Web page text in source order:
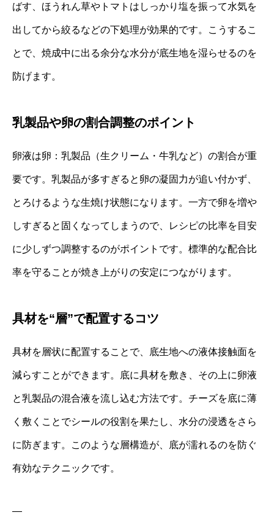
ばす、ほうれん草やトマトはしっかり塩を振って水気を
出してから絞るなどの下処理が効果的です。こうするこ
とで、焼成中に出る余分な水分が底生地を湿らせるのを
防げます。
乳製品や卵の割合調整のポイント
卵液は卵：乳製品（生クリーム・牛乳など）の割合が重
要です。乳製品が多すぎると卵の凝固力が追い付かず、
とろけるような生焼け状態になります。一方で卵を増や
しすぎると固くなってしまうので、レシピの比率を目安
に少しずつ調整するのがポイントです。標準的な配合比
率を守ることが焼き上がりの安定につながります。
具材を“層”で配置するコツ
具材を層状に配置することで、底生地への液体接触面を
減らすことができます。底に具材を敷き、その上に卵液
と乳製品の混合液を流し込む方法です。チーズを底に薄
く敷くことでシールの役割を果たし、水分の浸透をさら
に防ぎます。このような層構造が、底が濡れるのを防ぐ
有効なテクニックです。
—